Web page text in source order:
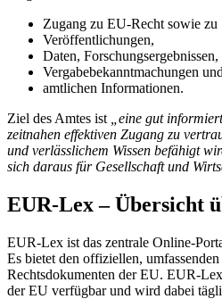
Zugang zu EU-Recht sowie zu
Veröffentlichungen,
Daten, Forschungsergebnissen,
Vergabebekanntmachungen
amtlichen Informationen.
Ziel des Amtes ist
„eine gut
zeitnahen effektiven Zugang zu
und verlässlichem Wissen befähigt
sich daraus für Gesellschaft und
EUR-Lex – Übersicht
EUR-Lex ist das zentrale Online-
Es bietet den offiziellen,
Rechtsdokumenten der EU. EUR-
der EU verfügbar und wird dabei